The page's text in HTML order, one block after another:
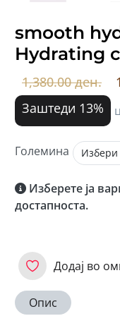
smooth
Hydrating
1,380.00 ден.
Заштеди 13%
Големина
Изберете ја
достапноста.
Додај во
Опис